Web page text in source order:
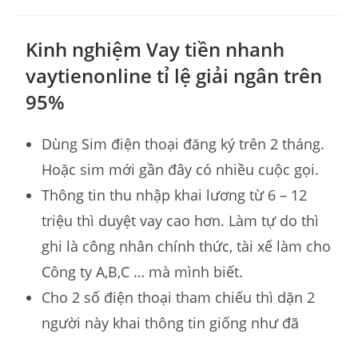
Kinh nghiệm Vay tiền nhanh
vaytienonline tỉ lệ giải ngân trên
95%
Dùng Sim điện thoại đăng ký trên 2 tháng.
Hoặc sim mới gần đây có nhiều cuộc gọi.
Thông tin thu nhập khai lương từ 6 – 12
triệu thì duyệt vay cao hơn. Làm tự do thì
ghi là công nhân chính thức, tài xế làm cho
Công ty A,B,C … mà mình biết.
Cho 2 số điện thoại tham chiếu thì dặn 2
người này khai thông tin giống như đã